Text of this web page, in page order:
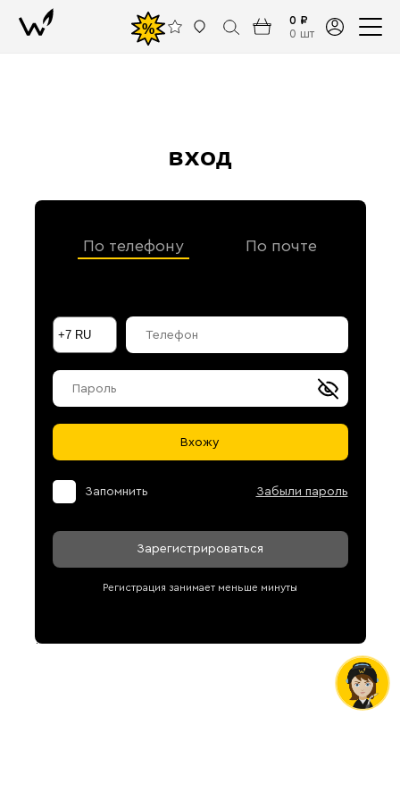
%
0 ₽
0 шт
вход
По телефону По почте
Вхожу
Запомнить Забыли пароль
Зарегистрироваться
Регистрация занимает меньше минуты